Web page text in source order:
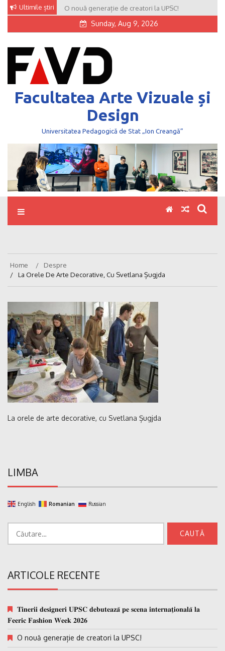
Skip
Ultimile știri O nouă generație de creatori la UPSC!
Sunday, Aug 9, 2026
Facultatea Arte Vizuale și
Design
Universitatea Pedagogică de Stat „Ion Creangă”
Home
Despre
La Orele De Arte Decorative, Cu Svetlana Șugjda
La orele de arte decorative, cu Svetlana Șugjda
LIMBA
English Romanian Russian
după:
ARTICOLE RECENTE
𝐓𝐢𝐧𝐞𝐫𝐢𝐢 𝐝𝐞𝐬𝐢𝐠𝐧𝐞𝐫𝐢 𝐔𝐏𝐒𝐂 𝐝𝐞𝐛𝐮𝐭𝐞𝐚𝐳𝐚̆ 𝐩𝐞 𝐬𝐜𝐞𝐧𝐚 𝐢𝐧𝐭𝐞𝐫𝐧𝐚𝐭̗𝐢𝐨𝐧𝐚𝐥𝐚̆ 𝐥𝐚
𝐅𝐞𝐞𝐫𝐢𝐜 𝐅𝐚𝐬𝐡𝐢𝐨𝐧 𝐖𝐞𝐞𝐤 𝟐𝟎𝟐𝟔
O nouă generație de creatori la UPSC!